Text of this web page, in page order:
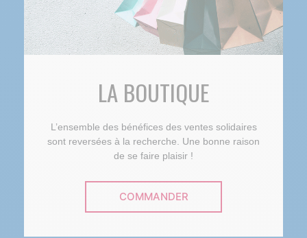
LA BOUTIQUE
L’ensemble des bénéfices des ventes solidaires
sont reversées à la recherche. Une bonne raison
de se faire plaisir !
COMMANDER